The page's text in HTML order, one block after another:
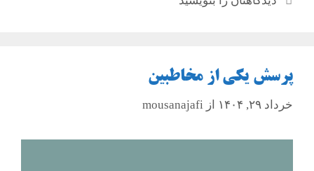
پرسش یکی از مخاطبین
خرداد ۲۹, ۱۴۰۴ از mousanajafi